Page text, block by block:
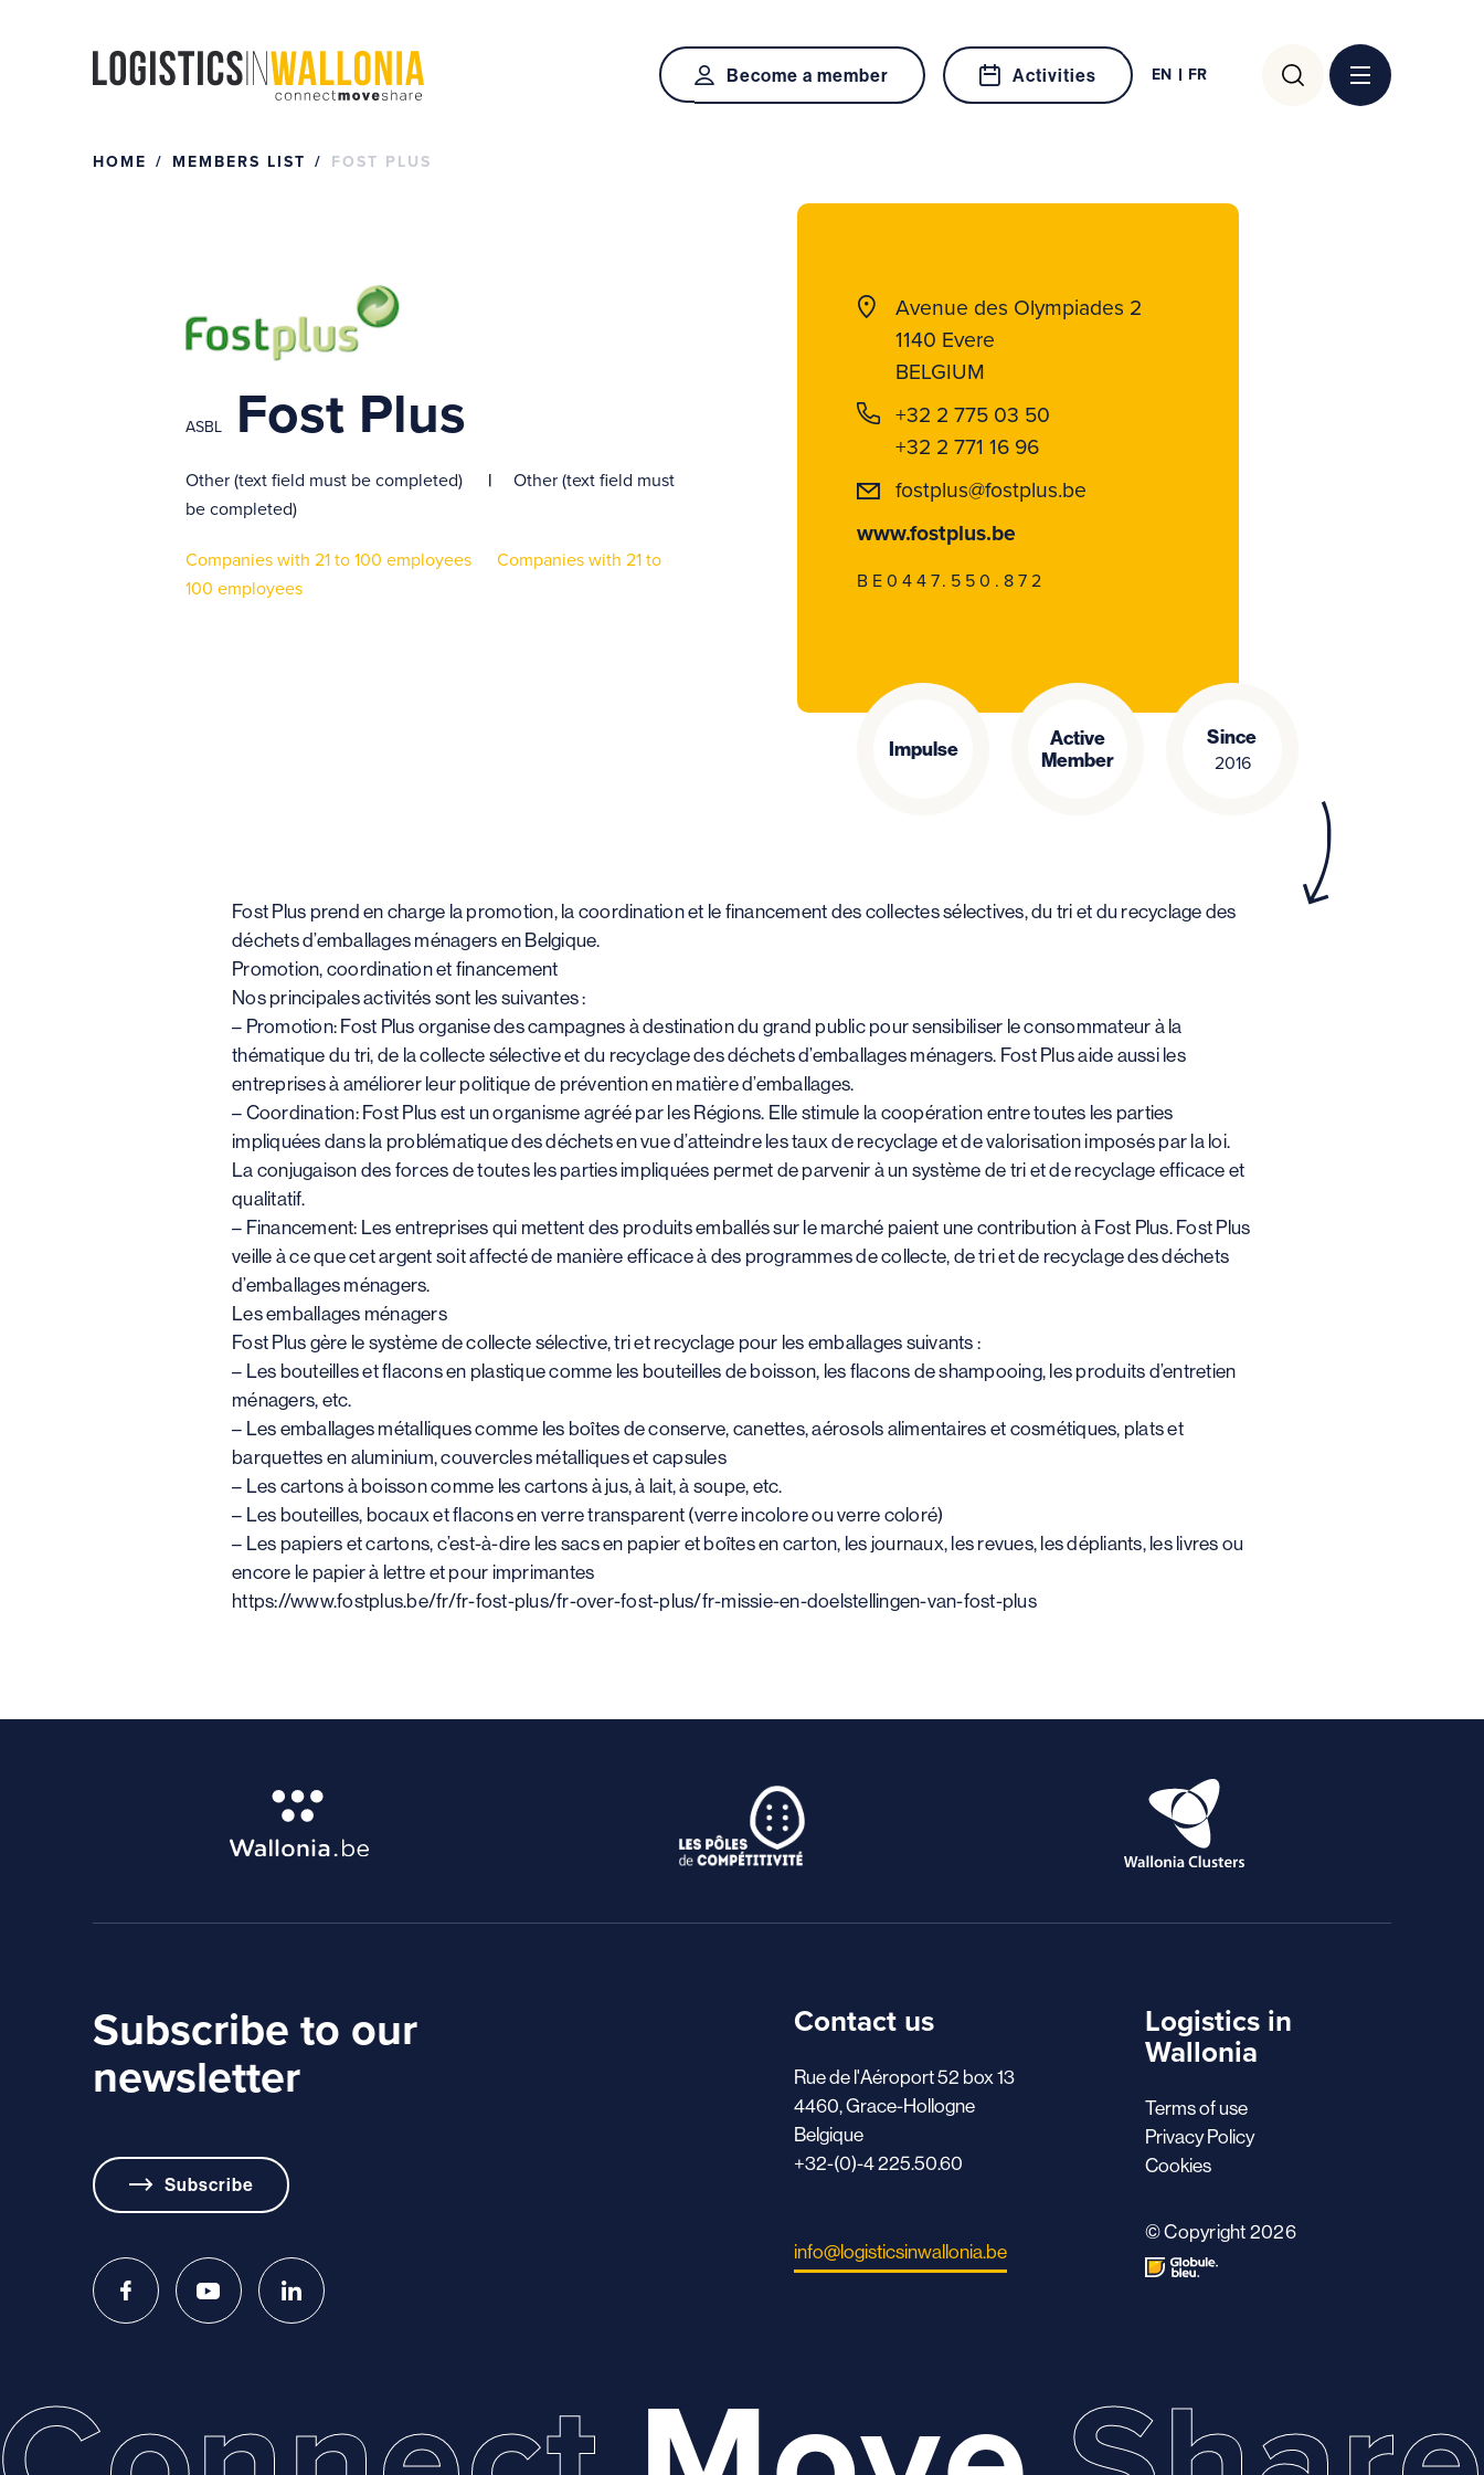
Become a member Activities EN FR
Search
for:
HOME MEMBERS LIST FOST PLUS
ASBL Fost Plus
Other (text field must be completed)
Other (text field must
be completed)
Companies with 21 to 100 employees
Companies with 21 to
100 employees
Avenue des Olympiades 2
1140 Evere
BELGIUM
+32 2 775 03 50
+32 2 771 16 96
fostplus@fostplus.be
www.fostplus.be
BE0447.550.872
Impulse
Active
Member
Since
2016
Fost Plus prend en charge la promotion, la coordination et le financement des collectes sélectives, du tri et du recyclage des
déchets d’emballages ménagers en Belgique.
Promotion, coordination et financement
Nos principales activités sont les suivantes :
– Promotion: Fost Plus organise des campagnes à destination du grand public pour sensibiliser le consommateur à la
thématique du tri, de la collecte sélective et du recyclage des déchets d’emballages ménagers. Fost Plus aide aussi les
entreprises à améliorer leur politique de prévention en matière d’emballages.
– Coordination: Fost Plus est un organisme agréé par les Régions. Elle stimule la coopération entre toutes les parties
impliquées dans la problématique des déchets en vue d’atteindre les taux de recyclage et de valorisation imposés par la loi.
La conjugaison des forces de toutes les parties impliquées permet de parvenir à un système de tri et de recyclage efficace et
qualitatif.
– Financement: Les entreprises qui mettent des produits emballés sur le marché paient une contribution à Fost Plus. Fost Plus
veille à ce que cet argent soit affecté de manière efficace à des programmes de collecte, de tri et de recyclage des déchets
d’emballages ménagers.
Les emballages ménagers
Fost Plus gère le système de collecte sélective, tri et recyclage pour les emballages suivants :
– Les bouteilles et flacons en plastique comme les bouteilles de boisson, les flacons de shampooing, les produits d’entretien
ménagers, etc.
– Les emballages métalliques comme les boîtes de conserve, canettes, aérosols alimentaires et cosmétiques, plats et
barquettes en aluminium, couvercles métalliques et capsules
– Les cartons à boisson comme les cartons à jus, à lait, à soupe, etc.
– Les bouteilles, bocaux et flacons en verre transparent (verre incolore ou verre coloré)
– Les papiers et cartons, c’est-à-dire les sacs en papier et boîtes en carton, les journaux, les revues, les dépliants, les livres ou
encore le papier à lettre et pour imprimantes
https://www.fostplus.be/fr/fr-fost-plus/fr-over-fost-plus/fr-missie-en-doelstellingen-van-fost-plus
Subscribe to our
newsletter
Subscribe
Contact us
Rue de l'Aéroport 52 box 13
4460, Grace-Hollogne
Belgique
+32-(0)-4 225.50.60
info@logisticsinwallonia.be
Logistics in
Wallonia
Terms of use
Privacy Policy
Cookies
© Copyright 2026